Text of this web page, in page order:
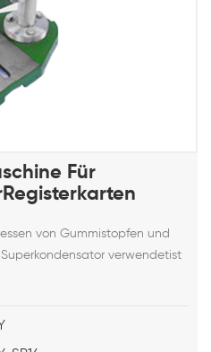
Für
von Gummistopfen und
verwendetist